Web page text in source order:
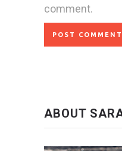
comment.
ABOUT